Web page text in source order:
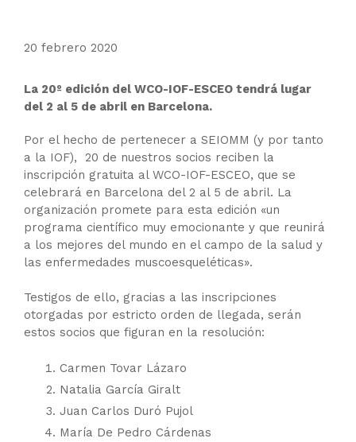
20 febrero 2020
La 20º edición del WCO-IOF-ESCEO tendrá lugar
del 2 al 5 de abril en Barcelona.
Por el hecho de pertenecer a SEIOMM (y por tanto
a la IOF), 20 de nuestros socios reciben la
inscripción gratuita al WCO-IOF-ESCEO, que se
celebrará en Barcelona del 2 al 5 de abril. La
organización promete para esta edición «un
programa científico muy emocionante y que reunirá
a los mejores del mundo en el campo de la salud y
las enfermedades muscoesqueléticas».
Testigos de ello, gracias a las inscripciones
otorgadas por estricto orden de llegada, serán
estos socios que figuran en la resolución:
Carmen Tovar Lázaro
Natalia García Giralt
Juan Carlos Duró Pujol
María De Pedro Cárdenas